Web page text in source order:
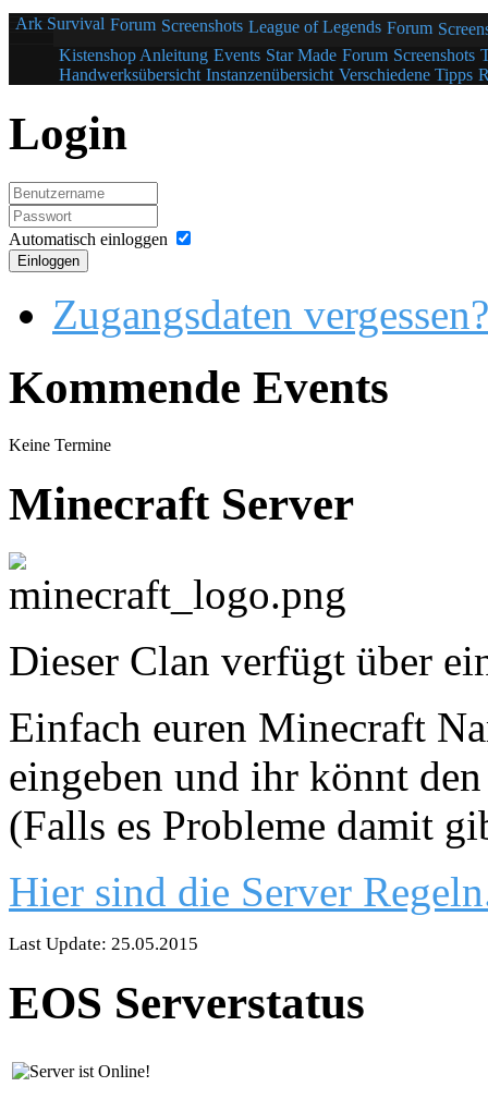
Ark Survival Forum Screenshots League of Legends Forum
Kistenshop Anleitung Events Star Made Forum Screenshots
Handwerksübersicht Instanzenübersicht Verschiedene Tipps
Login
Automatisch einloggen
Einloggen
Zugangsdaten vergessen?
Kommende Events
Keine Termine
Minecraft Server
Dieser Clan verfügt über
Einfach euren Minecraft
eingeben und ihr könnt
(Falls es Probleme damit
Hier sind die Server
Last Update: 25.05.2015
EOS Serverstatus